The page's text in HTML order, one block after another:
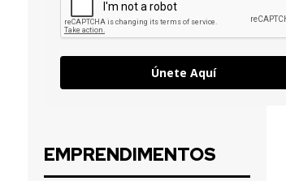
Únete Aquí
EMPRENDIMENTOS